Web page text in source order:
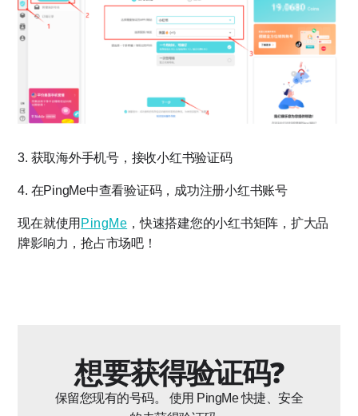
3. 获取海外手机号，接收小红书验证码
4. 在PingMe中查看验证码，成功注册小红书账号
现在就使用 PingMe ，快速搭建您的小红书矩阵，扩大品
牌影响力，抢占市场吧！
想要获得验证码?
保留您现有的号码。 使用 PingMe 快捷、安全